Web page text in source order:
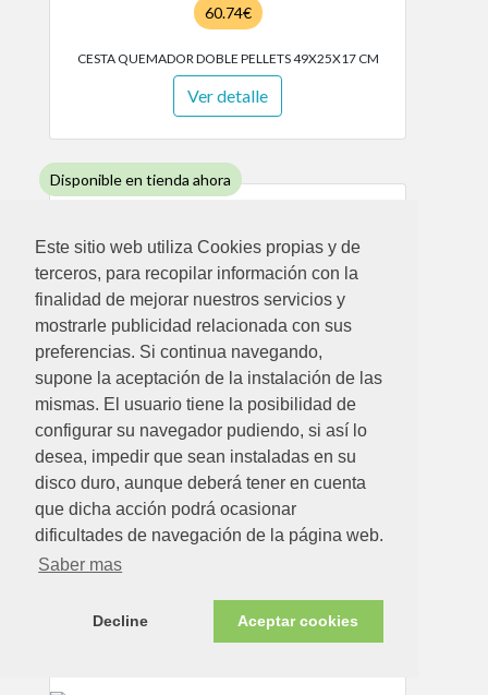
Este sitio web utiliza Cookies propias y de
terceros, para recopilar información con la
finalidad de mejorar nuestros servicios y
mostrarle publicidad relacionada con sus
preferencias. Si continua navegando,
supone la aceptación de la instalación de las
mismas. El usuario tiene la posibilidad de
configurar su navegador pudiendo, si así lo
desea, impedir que sean instaladas en su
disco duro, aunque deberá tener en cuenta
que dicha acción podrá ocasionar
dificultades de navegación de la página web.
Saber mas
Decline Aceptar cookies
60.74€
CESTA QUEMADOR DOBLE PELLETS 49X25X17 CM
Ver detalle
Disponible en tienda ahora
10.57€
PALA RECOGEDOR CENIZAS METALICO 16,5 X 17,5 X
47, 5 CM MANGO MADERA LARGO
Ver detalle
Disponible en tienda ahora